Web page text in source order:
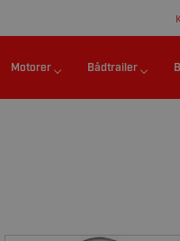
Motorer Bådtrailer